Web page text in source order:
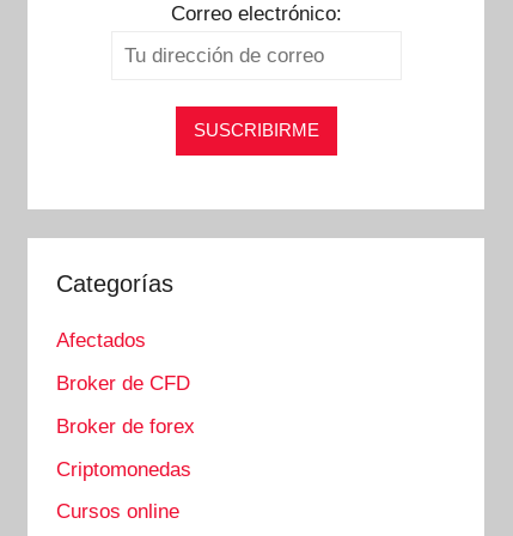
Correo electrónico:
Categorías
Afectados
Broker de CFD
Broker de forex
Criptomonedas
Cursos online